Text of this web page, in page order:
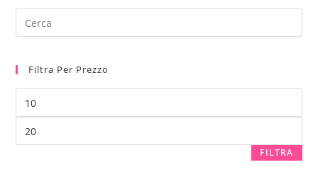
Filtra Per Prezzo
Min
Max
FILTRA